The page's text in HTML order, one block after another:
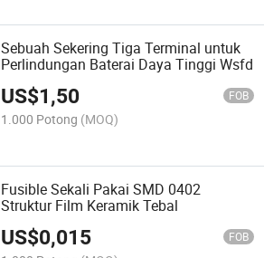
Sebuah Sekering Tiga Terminal untuk
Perlindungan Baterai Daya Tinggi Wsfd
US$1,50 FOB
1.000 Potong (MOQ)
Fusible Sekali Pakai SMD 0402
Struktur Film Keramik Tebal
US$0,015 FOB